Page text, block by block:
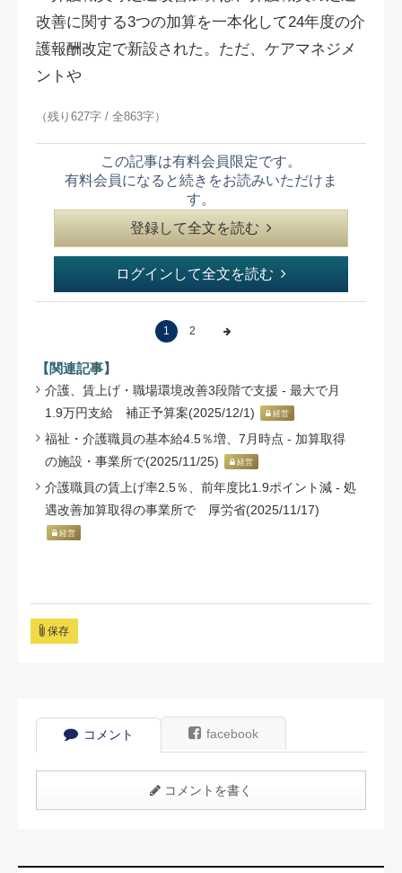
改善に関する3つの加算を一本化して24年度の介
護報酬改定で新設された。ただ、ケアマネジメ
ントや
（残り627字 / 全863字）
この記事は有料会員限定です。
有料会員になると続きをお読みいただけま
す。
登録して全文を読む
ログインして全文を読む
1 2
【関連記事】
介護、賃上げ・職場環境改善3段階で支援 - 最大で月
1.9万円支給 補正予算案(2025/12/1)
経営
福祉・介護職員の基本給4.5％増、7月時点 - 加算取得
の施設・事業所で(2025/11/25)
経営
介護職員の賃上げ率2.5％、前年度比1.9ポイント減 - 処
遇改善加算取得の事業所で 厚労省(2025/11/17)
経営
保存
コメント facebook
コメントを書く